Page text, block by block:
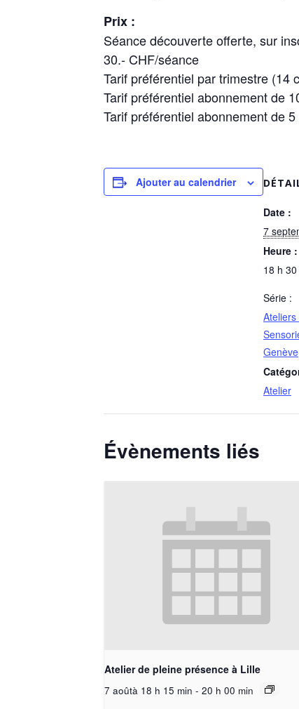
Prix :
Séance découverte offerte, sur
30.- CHF/séance
Tarif préférentiel par trimestre (14
Tarif préférentiel abonnement de
Tarif préférentiel abonnement de
Ajouter au calendrier
Date :
7
Heure :
18 h
Série :
Ateliers
Genève
Atelier
Évènements liés
Atelier de pleine présence à Lille
7 aoûtà 18 h 15 min - 20 h 00 min